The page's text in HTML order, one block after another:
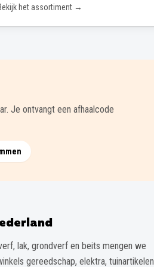
het assortiment →
Je ontvangt een afhaalcode
lak, grondverf en beits mengen we
gereedschap, elektra, tuinartikelen